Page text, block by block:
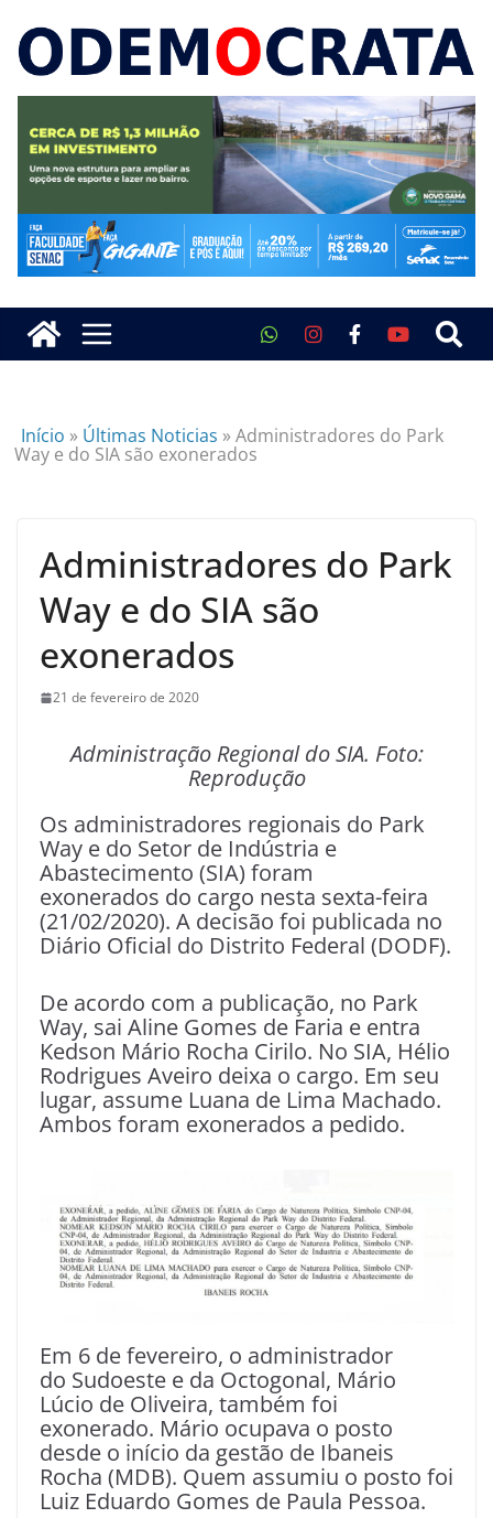
Início » Últimas Noticias »Administradores do Park
Way e do SIA são exonerados
Administradores do Park
Way e do SIA são
exonerados
21 de fevereiro de 2020
Administração Regional do SIA. Foto:
Reprodução
Os administradores regionais do Park
Way e do Setor de Indústria e
Abastecimento (SIA) foram
exonerados do cargo nesta sexta-feira
(21/02/2020). A decisão foi publicada no
Diário Oficial do Distrito Federal (DODF).
De acordo com a publicação, no Park
Way, sai Aline Gomes de Faria e entra
Kedson Mário Rocha Cirilo. No SIA, Hélio
Rodrigues Aveiro deixa o cargo. Em seu
lugar, assume Luana de Lima Machado.
Ambos foram exonerados a pedido.
Em 6 de fevereiro, o administrador
do Sudoeste e da Octogonal, Mário
Lúcio de Oliveira, também foi
exonerado. Mário ocupava o posto
desde o início da gestão de Ibaneis
Rocha (MDB). Quem assumiu o posto foi
Luiz Eduardo Gomes de Paula Pessoa.